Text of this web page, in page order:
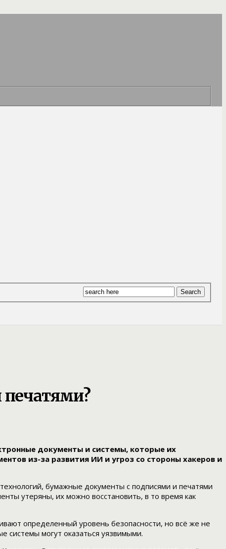
документы и системы, которые их
из-за развития ИИ и угроз со стороны хакеров и
бумажные документы с подписями и печатями
утеряны, их можно восстановить, в то время как
определенный уровень безопасности, но всё же не
могут оказаться уязвимыми.